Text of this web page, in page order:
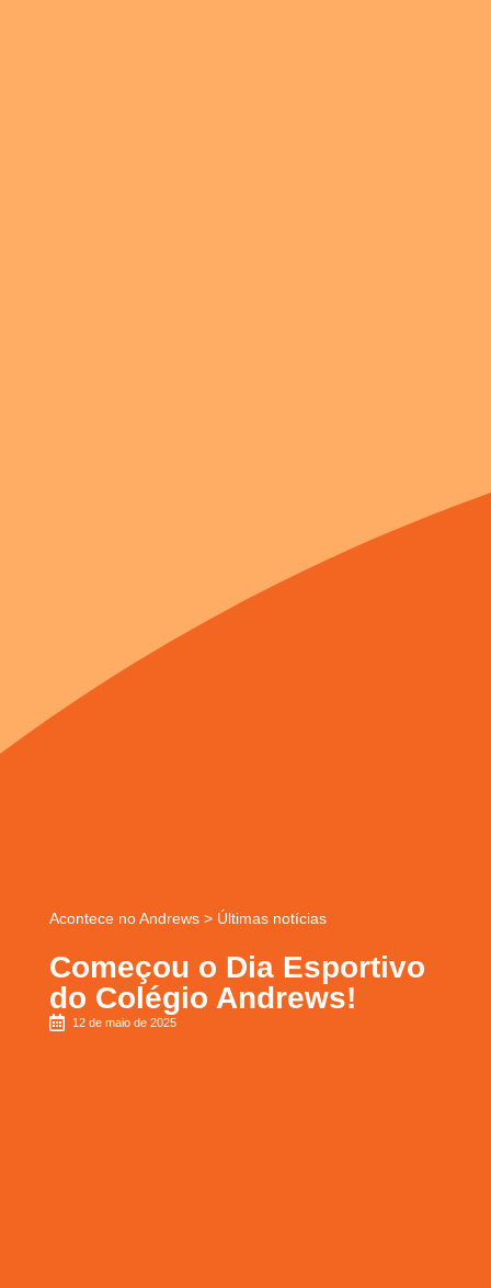
Acontece no Andrews> Últimas notícias
Começou o Dia Esportivo
do Colégio Andrews!
12 de maio de 2025